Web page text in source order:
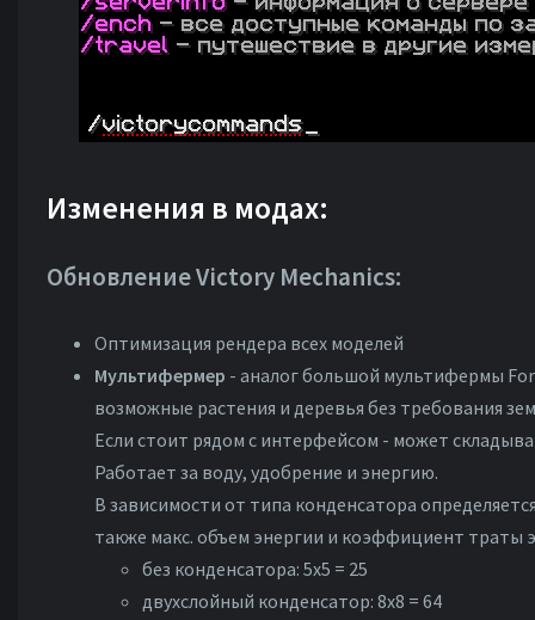
Изменения в модах:
Обновление Victory Mechanics:
Оптимизация рендера всех моделей
Мультифермер - аналог большой мультифермы
возможные растения и деревья без требования
Если стоит рядом с интерфейсом - может
Работает за воду, удобрение и энергию.
В зависимости от типа конденсатора
также макс. объем энергии и коэффициент траты
без конденсатора: 5х5 = 25
двухслойный конденсатор: 8х8 = 64